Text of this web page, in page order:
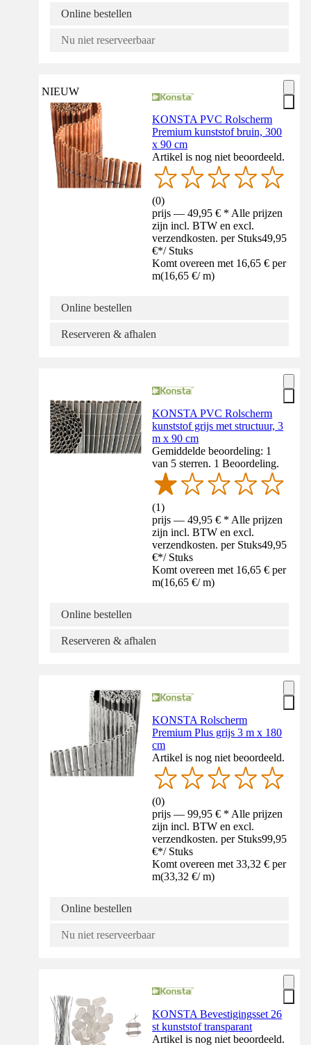
Online bestellen
Nu niet reserveerbaar
NIEUW
KONSTA PVC Rolscherm
Premium kunststof bruin, 300
x 90 cm
Artikel is nog niet beoordeeld.
(0)
prijs — 49,95 € * Alle prijzen
zijn incl. BTW en excl.
verzendkosten. per Stuks49,95
€*/ Stuks
Komt overeen met 16,65 € per
m(16,65 €/ m)
Online bestellen
Reserveren & afhalen
KONSTA PVC Rolscherm
kunststof grijs met structuur, 3
m x 90 cm
Gemiddelde beoordeling: 1
van 5 sterren. 1 Beoordeling.
(1)
prijs — 49,95 € * Alle prijzen
zijn incl. BTW en excl.
verzendkosten. per Stuks49,95
€*/ Stuks
Komt overeen met 16,65 € per
m(16,65 €/ m)
Online bestellen
Reserveren & afhalen
KONSTA Rolscherm
Premium Plus grijs 3 m x 180
cm
Artikel is nog niet beoordeeld.
(0)
prijs — 99,95 € * Alle prijzen
zijn incl. BTW en excl.
verzendkosten. per Stuks99,95
€*/ Stuks
Komt overeen met 33,32 € per
m(33,32 €/ m)
Online bestellen
Nu niet reserveerbaar
KONSTA Bevestigingsset 26
st kunststof transparant
Artikel is nog niet beoordeeld.